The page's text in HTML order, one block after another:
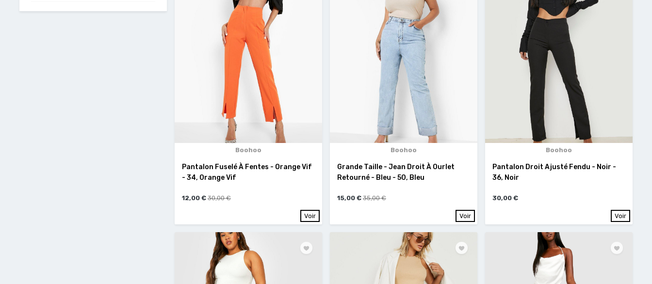
Boohoo
Pantalon Fuselé À Fentes - Orange Vif
- 34, Orange Vif
12,00 € 30,00 €
Voir
Boohoo
Grande Taille - Jean Droit À Ourlet
Retourné - Bleu - 50, Bleu
15,00 € 35,00 €
Voir
Boohoo
Pantalon Droit Ajusté Fendu - Noir -
36, Noir
30,00 €
Voir